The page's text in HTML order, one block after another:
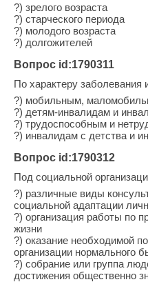
?) зрелого возраста
?) старческого периода
?) молодого возраста
?) долгожителей
Вопрос id:1790311
По характеру заболевания
?) мобильным,
?) детям-инвалидам и
?) трудоспособным и
?) инвалидам с детства и
Вопрос id:1790312
Под социальной
?) различные виды
социальной адаптации
?) организация работы по
жизни
?) оказание необходимой
организации нормального
?) собрание или группа
достижения общественно